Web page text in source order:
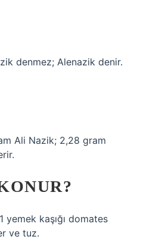
denmez; Alenazik denir.
Ali Nazik; 2,28 gram
kaşığı domates
ve tuz.